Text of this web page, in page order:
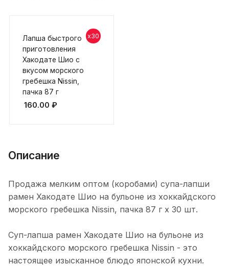
x30
Лапша быстрого
приготовления
Хакодате Шио с
вкусом морского
гребешка Nissin,
пачка 87 г
160.00 ₽
Описание
Продажа мелким оптом (коробами) супа-лапши
рамен Хакодате Шио на бульоне из хоккайдского
морского гребешка Nissin, пачка 87 г х 30 шт.
Суп-лапша рамен Хакодате Шио на бульоне из
хоккайдского морского гребешка Nissin - это
настоящее изысканное блюдо японской кухни.